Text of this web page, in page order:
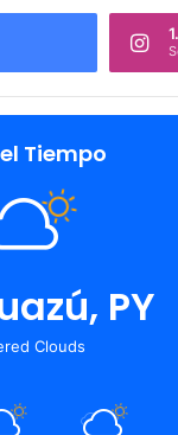
Tiempo
PY
Clouds